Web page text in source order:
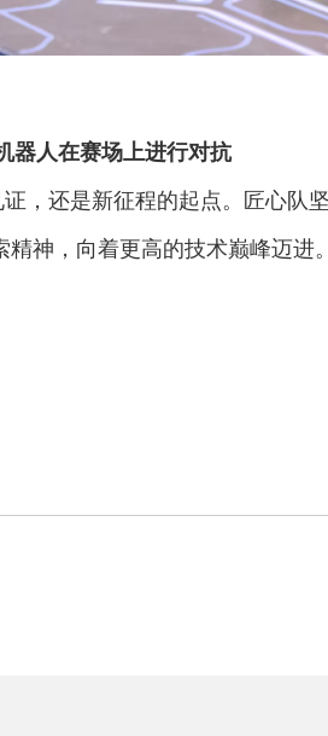
器人在赛场上进行对抗
，还是新征程的起点。匠心
神，向着更高的技术巅峰迈进。